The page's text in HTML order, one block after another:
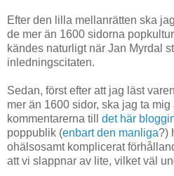
Efter den lilla mellanrätten ska
de mer än 1600 sidorna
kändes naturligt när Jan Myrdal
inledningscitaten.
Sedan, först efter att jag läst
mer än 1600 sidor, ska jag ta
kommentarerna till det här
poppublik (enbart den manliga?)
ohälsosamt komplicerat
att vi slappnar av lite, vilket väl